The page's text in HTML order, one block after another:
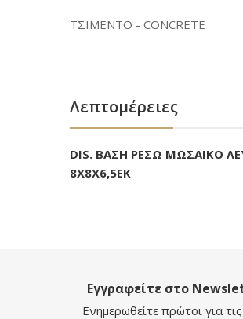
ΤΣΙΜΕΝΤΟ - CONCRETE
Λεπτομέρειες
DIS. ΒΑΣΗ ΡΕΣΩ ΜΩΣΑΙΚΟ
8Χ8Χ6,5ΕΚ
Εγγραφείτε στο
Ενημερωθείτε πρώτοι για